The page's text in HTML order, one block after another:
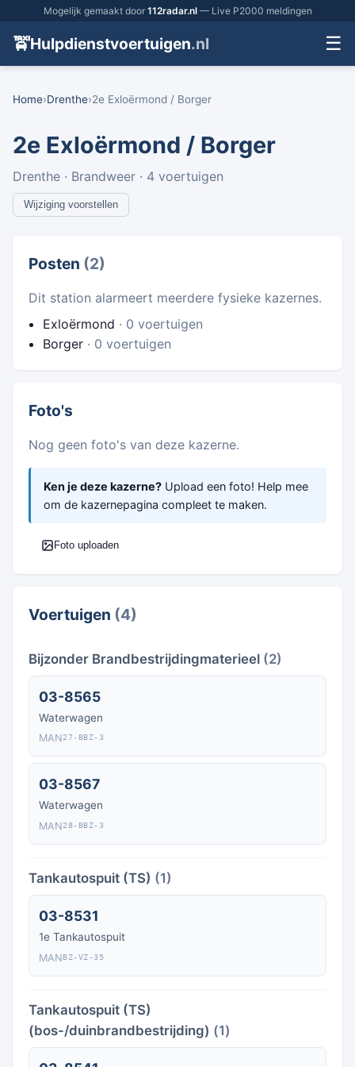
Mogelijk gemaakt door 112radar.nl— Live P2000 meldingen
🚖Hulpdienstvoertuigen.nl ☰
Home›Drenthe›2e Exloërmond / Borger
2e Exloërmond / Borger
Drenthe · Brandweer · 4 voertuigen
Wijziging voorstellen
Posten (2)
Dit station alarmeert meerdere fysieke kazernes.
Exloërmond · 0 voertuigen
Borger · 0 voertuigen
Foto's
Nog geen foto's van deze kazerne.
Ken je deze kazerne? Upload een foto! Help mee
om de kazernepagina compleet te maken.
Foto uploaden
Voertuigen (4)
Bijzonder Brandbestrijdingmaterieel (2)
03-8565
Waterwagen
MAN27-BBZ-3
03-8567
Waterwagen
MAN28-BBZ-3
Tankautospuit (TS) (1)
03-8531
1e Tankautospuit
MANBZ-VZ-35
Tankautospuit (TS)
(bos-/duinbrandbestrijding) (1)